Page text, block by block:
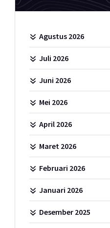
Agustus 2026
Juli 2026
Juni 2026
Mei 2026
April 2026
Maret 2026
Februari 2026
Januari 2026
Desember 2025